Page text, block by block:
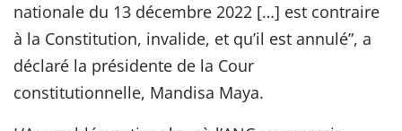
nationale du 13 décembre 2022 […] est contraire
à la Constitution, invalide, et qu’il est annulé”, a
déclaré la présidente de la Cour
constitutionnelle, Mandisa Maya.